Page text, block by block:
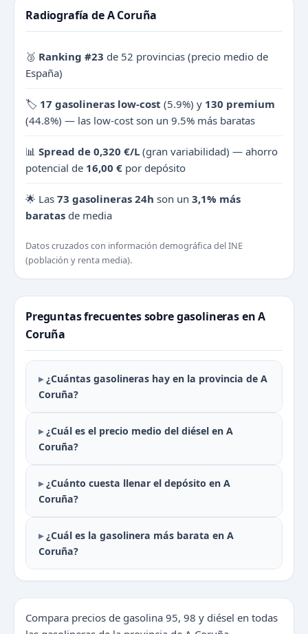
Radiografía de A Coruña
🥉 Ranking #23 de 52 provincias (precio medio de
España)
🏷️ 17 gasolineras low-cost (5.9%) y 130 premium
(44.8%) — las low-cost son un 9.5% más baratas
📊 Spread de 0,320 €/L (gran variabilidad) — ahorro
potencial de 16,00 € por depósito
🌟 Las 73 gasolineras 24h son un 3,1% más
baratas de media
Datos cruzados con información demográfica del INE
(población y renta media).
Preguntas frecuentes sobre gasolineras en A
Coruña
¿Cuántas gasolineras hay en la provincia de A
Coruña?
¿Cuál es el precio medio del diésel en A
Coruña?
¿Cuánto cuesta llenar el depósito en A
Coruña?
¿Cuál es la gasolinera más barata en A
Coruña?
Compara precios de gasolina 95, 98 y diésel en todas